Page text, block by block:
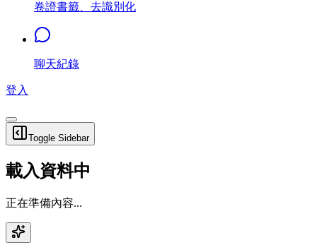
卷證書籤、去識別化
聊天紀錄
登入
Toggle Sidebar
載入資料中
正在準備內容...